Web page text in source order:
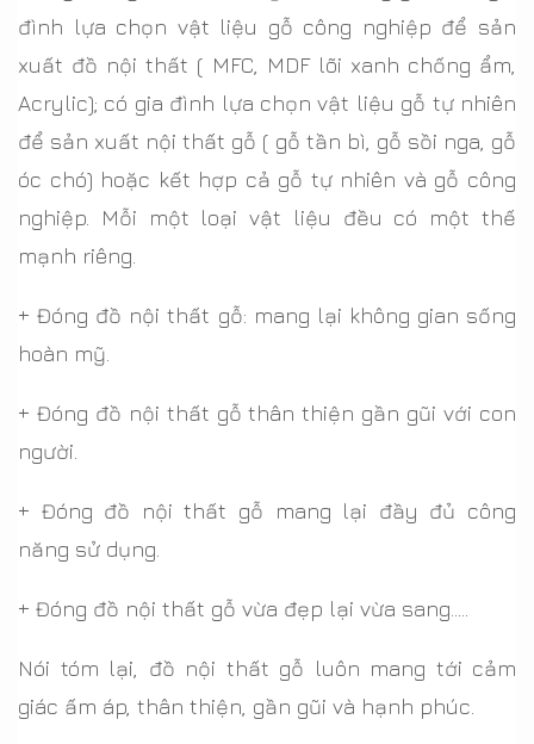
đình lựa chọn vật liệu gỗ công nghiệp để sản
xuất đồ nội thất ( MFC, MDF lõi xanh chống ẩm,
Acrylic); có gia đình lựa chọn vật liệu gỗ tự nhiên
để sản xuất nội thất gỗ ( gỗ tần bì, gỗ sồi nga, gỗ
óc chó) hoặc kết hợp cả gỗ tự nhiên và gỗ công
nghiệp. Mỗi một loại vật liệu đều có một thế
mạnh riêng.
+ Đóng đồ nội thất gỗ: mang lại không gian sống
hoàn mỹ.
+ Đóng đồ nội thất gỗ thân thiện gần gũi với con
người.
+ Đóng đồ nội thất gỗ mang lại đầy đủ công
năng sử dụng.
+ Đóng đồ nội thất gỗ vừa đẹp lại vừa sang…..
Nói tóm lại, đồ nội thất gỗ luôn mang tới cảm
giác ấm áp, thân thiện, gần gũi và hạnh phúc.